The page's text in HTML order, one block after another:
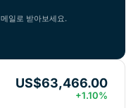
일로 받아보세요.
US$63,466.00
+1.10%